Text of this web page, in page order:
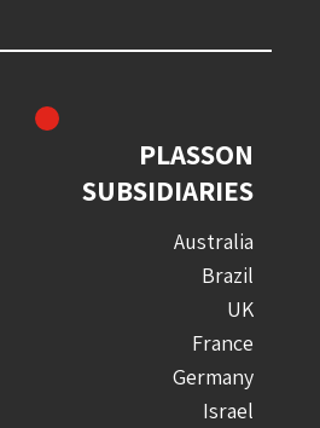
PLASSON
SUBSIDIARIES
Australia
Brazil
UK
France
Germany
Israel